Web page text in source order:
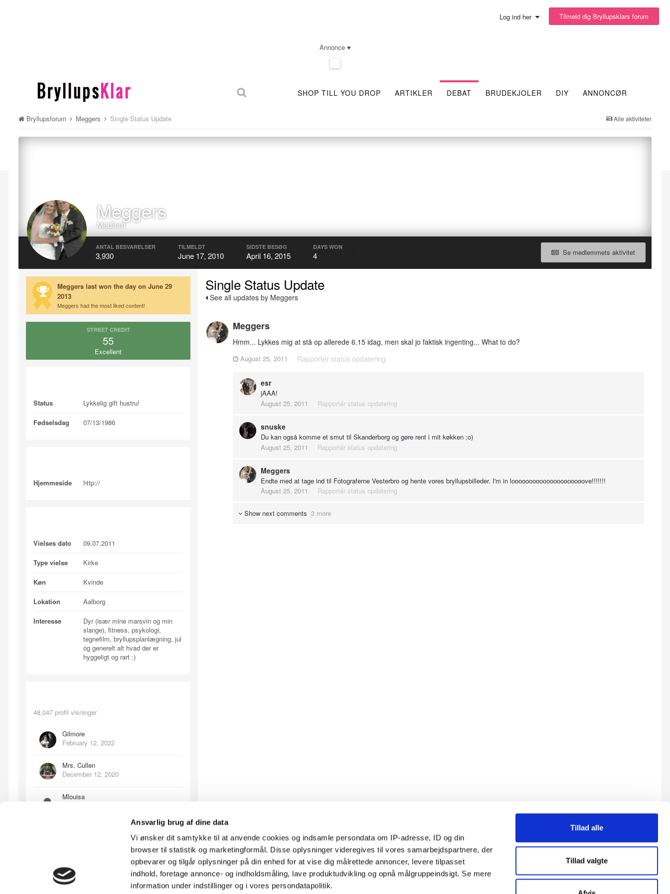
Ansvarlig brug af dine data
Vi ønsker dit samtykke til at anvende cookies og indsamle persondata om IP-adresse, ID og din
browser til statistik og marketingformål. Disse oplysninger videregives til vores samarbejdspartnere, der
opbevarer og tilgår oplysninger på din enhed for at vise dig målrettede annoncer, levere tilpasset
indhold, foretage annonce- og indholdsmåling, lave produktudvikling og opnå målgruppeindsigt. Se mere
information under indstillinger og i vores persondatapolitik.
Tillad alle
Tillad valgte
Log ind her Tilmeld dig Bryllupsklars forum
Annonce ♥
SHOP TILL YOU DROP ARTIKLER DEBAT BRUDEKJOLER DIY ANNONCØR
Alle aktiviteter
Bryllupsforum Meggers Single Status Update
Meggers
Medlem
Se medlemmets aktivitet
ANTAL BESVARELSER
3,930
TILMELDT
June 17, 2010
SIDSTE BESØG
April 16, 2015
DAYS WON
4
Meggers last won the day on June 29
2013
Meggers had the most liked content!
STREET CREDIT
55
Excellent
Status Lykkelig gift hustru!
Fødselsdag 07/13/1986
Hjemmeside http://
Vielses dato 09.07.2011
Type vielse Kirke
Køn Kvinde
Lokation Aalborg
Interesse
Dyr (især mine marsvin og min
slange), fitness, psykologi,
tegnefilm, bryllupsplanlægning, jul
og generelt alt hvad der er
hyggeligt og rart :)
48,047 profil visninger
Gilmore
February 12, 2022
Mrs. Cullen
December 12, 2020
Mlouisa
April 28, 2016
Single Status Update
See all updates by Meggers
Meggers
Hmm... Lykkes mig at stå op allerede 6.15 idag, men skal jo faktisk ingenting... What to do?
August 25, 2011 Rapportér status opdatering
esr
jAAA!
August 25, 2011
Rapportér status opdatering
snuske
Du kan også komme et smut til Skanderborg og gøre rent i mit køkken ;o)
August 25, 2011
Rapportér status opdatering
Meggers
Endte med at tage ind til Fotograferne Vesterbro og hente vores bryllupsbilleder. I'm in looooooooooooooooooooove!!!!!!!
August 25, 2011
Rapportér status opdatering
Show next comments 3 more